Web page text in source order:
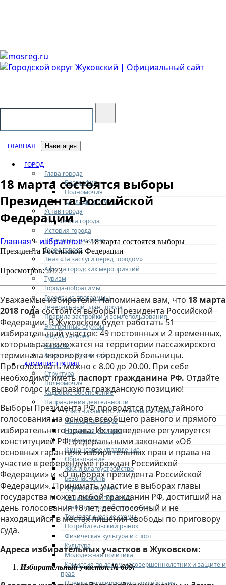
ГЛАВНАЯ Навигация
ГОРОД
Глава города
Биография
Полномочия
Доклады и отчеты
Устав города
Символика города
История города
Почетные граждане
Город героев
Знак «За заслуги перед городом»
Афиша городских мероприятий
Туризм
Города-побратимы
Городские программы
Генеральный план города
Правила застройки и землепользования
Экстренные службы
Медиа галерея
Новости
Авиаград Жуковский
АДМИНИСТРАЦИЯ
Структура
Полномочия
Кадровое обеспечение
Направления деятельности
Участникам СВО и членам их семей
Жилищная сфера
Наружная реклама
Экономика
Финансовое управление
Образование
ЖКХ и благоустройство
Безопасность
Здравоохранение
Социальная политика
Транспортное обслуживание
Технологические схемы
Потребительский рынок
Физическая культура и спорт
Культура
Молодежная политика
Комиссия по делам несовершеннолетних и защите
прав
Оценка регулирующего воздействия
18 марта состоятся выборы
Президента Российской
Федерации
Главная» избранное» 18 марта состоятся выборы
Президента Российской Федерации
Просмотров: 2473
Уважаемые избиратели! Напоминаем вам, что 18 марта
2018 года состоятся выборы Президента Российской
Федерации. В Жуковском будет работать 51
избирательный участок: 49 постоянных и 2 временных,
которые расположатся на территории пассажирского
терминала аэропорта и городской больницы.
Проголосовать можно с 8.00 до 20.00. При себе
необходимо иметь паспорт гражданина РФ. Отдайте
свой голос и выразите гражданскую позицию!
Выборы Президента РФ проводятся путём тайного
голосования на основе всеобщего равного и прямого
избирательного права. Их проведение регулируется
конституцией РФ, федеральными законами «Об
основных гарантиях избирательных прав и права на
участие в референдуме граждан Российской
Федерации» и «О выборах президента Российской
Федерации». Принимать участие в выборах главы
государства может любой гражданин РФ, достигший на
день голосования 18 лет, дееспособный и не
находящийся в местах лишения свободы по приговору
суда.
Адреса избирательных участков в Жуковском:
Избирательный участок № 609: